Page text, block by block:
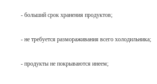
- больший срок хранения продуктов;
- не требуется размораживания всего холодильника;
- продукты не покрываются инеем;